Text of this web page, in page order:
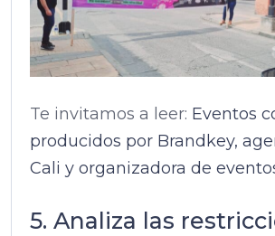
Te invitamos a leer: Eventos
producidos por Brandkey,
Cali y organizadora de
5. Analiza las